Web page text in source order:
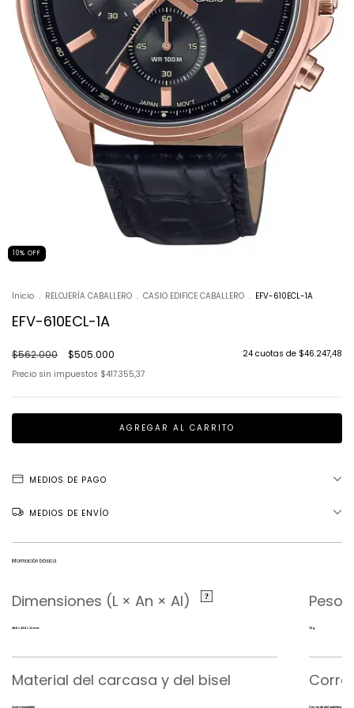
10% OFF
Inicio . RELOJERÍA CABALLERO . CASIO EDIFICE CABALLERO . EFV-610ECL-1A
EFV-610ECL-1A
$562.000 $505.000 24 cuotas de $46.247,48
Precio sin impuestos $417.355,37
MEDIOS DE PAGO
MEDIOS DE ENVÍO
Información básica
Dimensiones (L × An × Al)
48.6 × 43.8 × 11 mm
Peso
72 g
Material del carcasa y del bisel
Acero inoxidable Correa de piel auténtica